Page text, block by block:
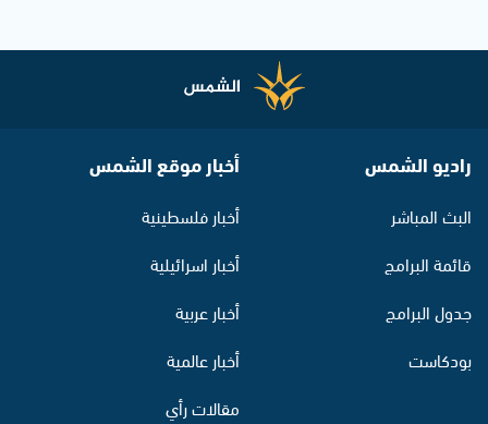
راديو الشمس
البث المباشر
قائمة البرامج
جدول البرامج
بودكاست
أخبار موقع الشمس
أخبار فلسطينية
أخبار اسرائيلية
أخبار عربية
أخبار عالمية
مقالات رأي